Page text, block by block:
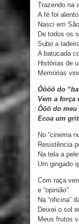
Trazendo na
A fé foi
Nasci em
De todos os
Subo a
A batucada
Histórias de
Memórias
Ôôôô do
Vem a força
Ôôô do
Ecoa um
No “cinema
Resistência
Na tela a
Um gingado
Com raça
e “opinião”
Na “oficina”
Deixei o sol
Meus frutos